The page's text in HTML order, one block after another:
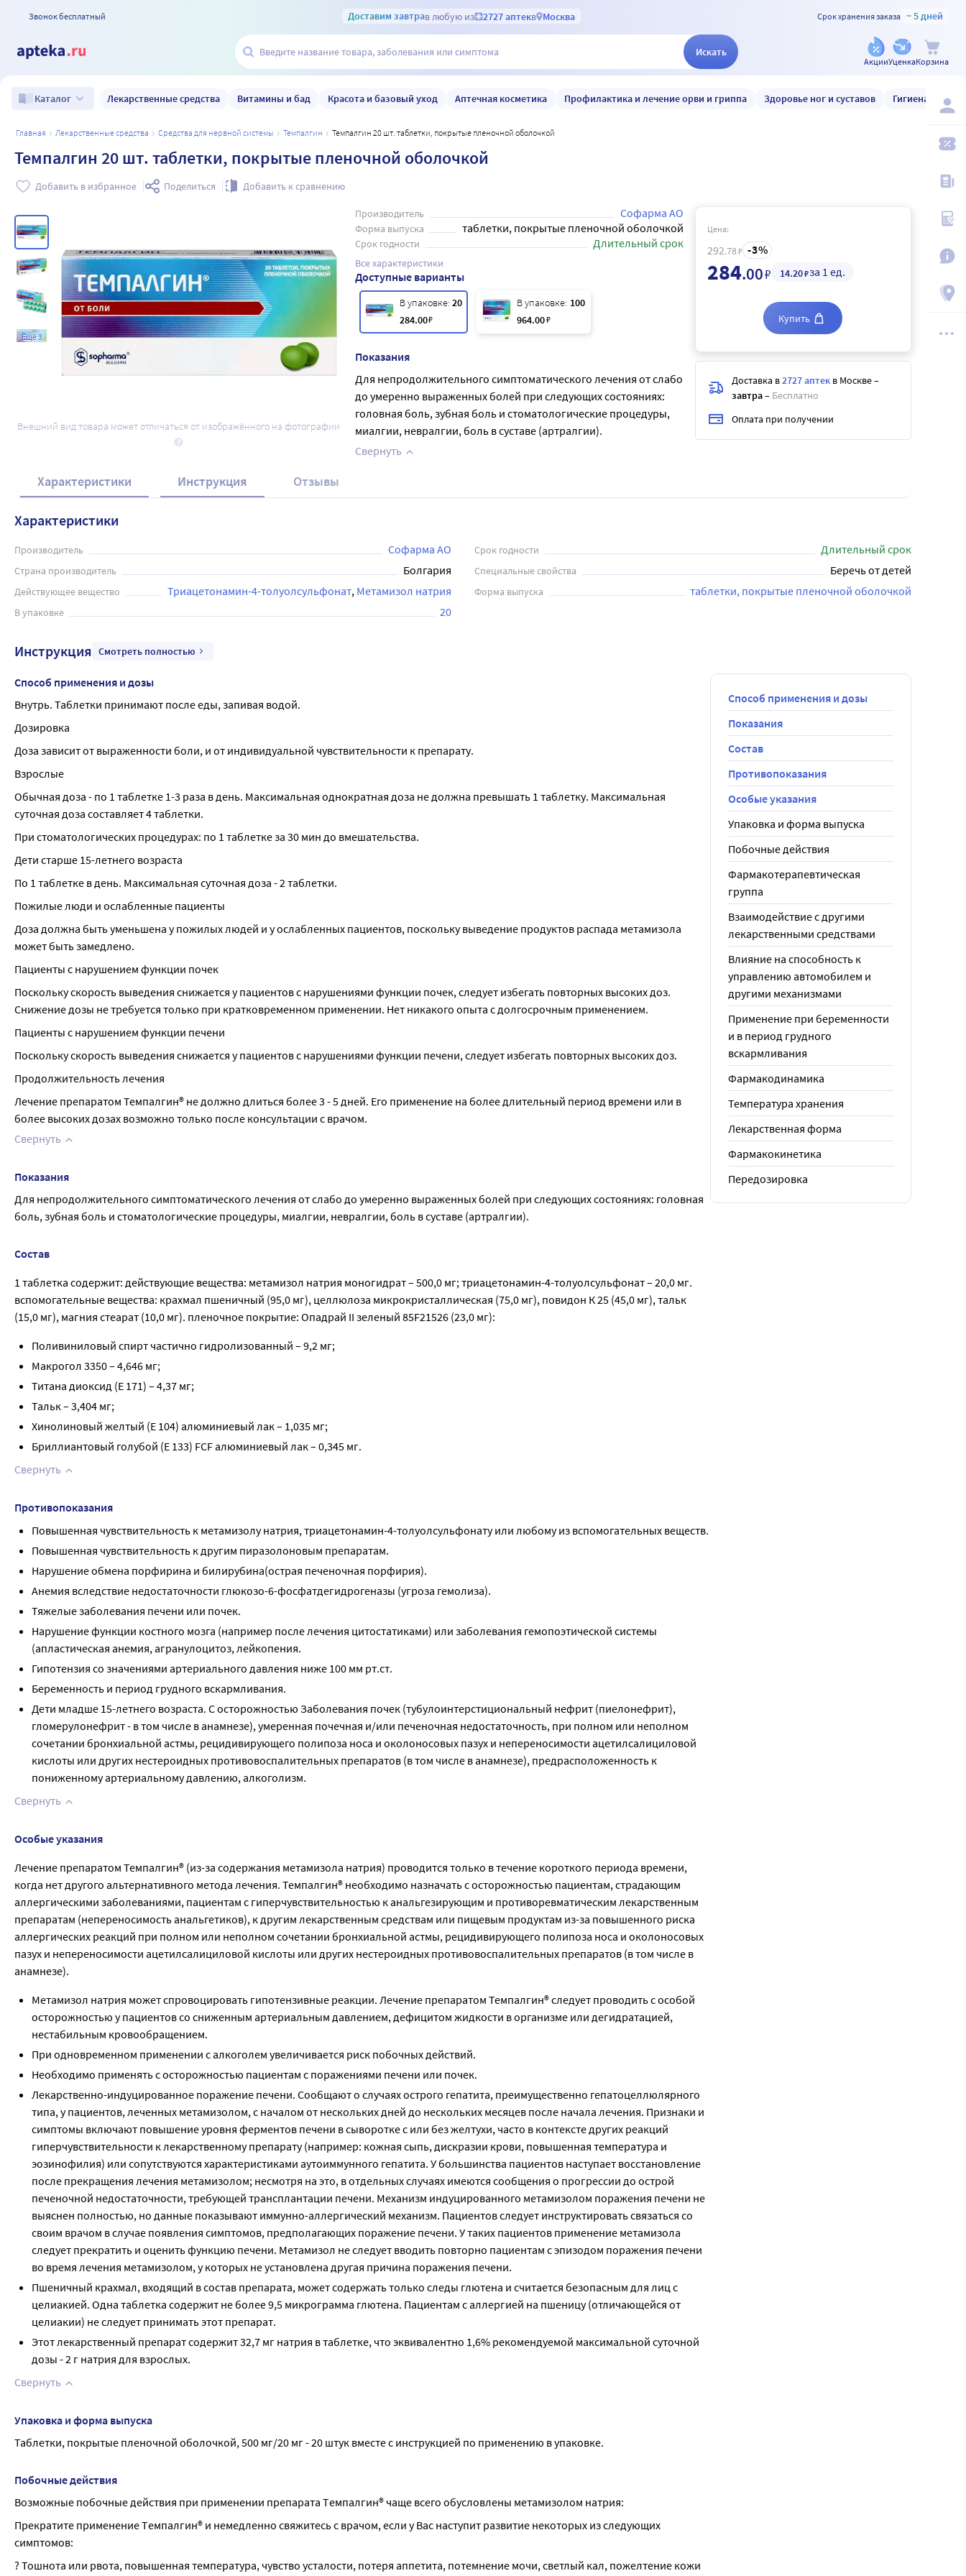
Звонок бесплатный Доставим завтрав любую из 2727 аптекв Москва Срок хранения заказа ~ 5 дней
Искать
АкцииУценкаКорзина
Каталог Лекарственные средства Витамины и бад Красота и базовый уход Аптечная косметика Профилактика и лечение орви и гриппа Здоровье ног и суставов Гигиена и уход
главная лекарственные средства средства для нервной системы темпалгин Темпалгин 20 шт. таблетки, покрытые пленочной оболочкой
Темпалгин 20 шт. таблетки, покрытые пленочной оболочкой
Добавить в избранное Поделиться Добавить к сравнению
Ещё 3
Внешний вид товара может отличаться от изображённого на фотографии
Производитель Софарма АО
Форма выпуска таблетки, покрытые пленочной оболочкой
Срок годности Длительный срок
Все характеристики
Доступные варианты
В упаковке: 20
284.00₽
В упаковке: 100
964.00₽
Показания
Для непродолжительного симптоматического лечения от слабо
до умеренно выраженных болей при следующих состояниях:
головная боль, зубная боль и стоматологические процедуры,
миалгии, невралгии, боль в суставе (артралгии).
Свернуть
Цена:
292.78₽ 3
284.00₽ 14.20₽за 1 ед.
Купить
Доставка в2727 аптек в Москве–
завтра– Бесплатно
Оплата при получении
Характеристики Инструкция Отзывы
Характеристики
Производитель Софарма АО Срок годности Длительный срок
Страна производитель Болгария Специальные свойства Беречь от детей
Действующее вещество Триацетонамин-4-толуолсульфонат Метамизол натрия Форма выпуска таблетки, покрытые пленочной оболочкой
В упаковке 20
Инструкция Смотреть полностью
Способ применения и дозы
Внутрь. Таблетки принимают после еды, запивая водой.
Дозировка
Доза зависит от выраженности боли, и от индивидуальной чувствительности к препарату.
Взрослые
Обычная доза - по 1 таблетке 1-3 раза в день. Максимальная однократная доза не должна превышать 1 таблетку. Максимальная
суточная доза составляет 4 таблетки.
При стоматологических процедурах: по 1 таблетке за 30 мин до вмешательства.
Дети старше 15-летнего возраста
По 1 таблетке в день. Максимальная суточная доза - 2 таблетки.
Пожилые люди и ослабленные пациенты
Доза должна быть уменьшена у пожилых людей и у ослабленных пациентов, поскольку выведение продуктов распада метамизола
может быть замедлено.
Пациенты с нарушениeм функции почек
Поскольку скорость выведения снижается у пациентов с нарушениями функции почек, следует избегать повторных высоких доз.
Снижение дозы не требуется только при кратковременном применении. Нет никакого опыта с долгосрочным применением.
Пациенты с нарушением функции печени
Поскольку скорость выведения снижается у пациентов с нарушениями функции печени, следует избегать повторных высоких доз.
Продолжительность лечения
Лечение препаратом Темпалгин® не должно длиться более 3 - 5 дней. Его применение на более длительный период времени или в
более высоких дозах возможно только после консультации с врачом.
Свернуть
Показания
Для непродолжительного симптоматического лечения от слабо до умеренно выраженных болей при следующих состояниях: головная
боль, зубная боль и стоматологические процедуры, миалгии, невралгии, боль в суставе (артралгии).
Состав
1 таблетка содержит: действующие вещества: метамизол натрия моногидрат – 500,0 мг; триацетонамин-4-толуолсульфонат – 20,0 мг.
вспомогательные вещества: крахмал пшеничный (95,0 мг), целлюлоза микрокристаллическая (75,0 мг), повидон К 25 (45,0 мг), тальк
(15,0 мг), магния стеарат (10,0 мг). пленочное покрытие: Опадрай II зеленый 85F21526 (23,0 мг):
Поливиниловый спирт частично гидролизованный – 9,2 мг;
Макрогол 3350 – 4,646 мг;
Титана диоксид (Е 171) – 4,37 мг;
Тальк – 3,404 мг;
Хинолиновый желтый (Е 104) алюминиевый лак – 1,035 мг;
Бриллиантовый голубой (Е 133) FCF алюминиевый лак – 0,345 мг.
Свернуть
Противопоказания
Повышенная чувствительность к метамизолу натрия, триацетонамин-4-толуолсульфонату или любому из вспомогательных веществ.
Повышенная чувствительность к другим пиразолоновым препаратам.
Нарушение обмена порфирина и билирубина(острая печеночная порфирия).
Анемия вследствие недостаточности глюкозо-6-фосфатдегидрогеназы (угроза гемолиза).
Тяжелые заболевания печени или почек.
Нарушение функции костного мозга (например после лечения цитостатиками) или заболевания гемопоэтической системы
(апластическая анемия, агранулоцитоз, лейкопения.
Гипотензия со значениями артериального давления ниже 100 мм рт.ст.
Беременность и период грудного вскармливания.
Дети младше 15-летнего возраста. С осторожностью Заболевания почек (тубулоинтерстициональный нефрит (пиелонефрит),
гломерулонефрит - в том числе в анамнезе), умеренная почечная и/или печеночная недостаточность, при полном или неполном
сочетании бронхиальной астмы, рецидивирующего полипоза носа и околоносовых пазух и непереносимости ацетилсалициловой
кислоты или других нестероидных противовоспалительных препаратов (в том числе в анамнезе), предрасположенность к
пониженному артериальному давлению, алкоголизм.
Свернуть
Особые указания
Лечение препаратом Темпалгин® (из-за содержания метамизола натрия) проводится только в течение короткого периода времени,
когда нет другого альтернативного метода лечения. Темпалгин® необходимо назначать с осторожностью пациентам, страдающим
аллергическими заболеваниями, пациентам с гиперчувствительностью к анальгезирующим и противоревматическим лекарственным
препаратам (непереносимость анальгетиков), к другим лекарственным средствам или пищевым продуктам из-за повышенного риска
аллергических реакций при полном или неполном сочетании бронхиальной астмы, рецидивирующего полипоза носа и околоносовых
пазух и непереносимости ацетилсалициловой кислоты или других нестероидных противовоспалительных препаратов (в том числе в
анамнезе).
Метамизол натрия может спровоцировать гипотензивные реакции. Лечение препаратом Темпалгин® следует проводить с особой
осторожностью у пациентов со сниженным артериальным давлением, дефицитом жидкости в организме или дегидратацией,
нестабильным кровообращением.
При одновременном применении с алкоголем увеличивается риск побочных действий.
Необходимо применять с осторожностью пациентам с поражениями печени или почек.
Лекарственно-индуцированное поражение печени. Сообщают о случаях острого гепатита, преимущественно гепатоцеллюлярного
типа, у пациентов, леченных метамизолом, с началом от нескольких дней до нескольких месяцев после начала лечения. Признаки и
симптомы включают повышение уровня ферментов печени в сыворотке с или без желтухи, часто в контексте других реакций
гиперчувствительности к лекарственному препарату (например: кожная сыпь, дискразии крови, повышенная температура и
эозинофилия) или сопутствуются характеристиками аутоиммунного гепатита. У большинства пациентов наступает восстановление
после прекращения лечения метамизолом; несмотря на это, в отдельных случаях имеются сообщения о прогрессии до острой
печеночной недостаточности, требующей трансплантации печени. Механизм индуцированного метамизолом поражения печени не
выяснен полностью, но данные показывают иммунно-аллергический механизм. Пациентов следует инструктировать связаться со
своим врачом в случае появления симптомов, предполагающих поражение печени. У таких пациентов применение метамизола
следует прекратить и оценить функцию печени. Метамизол не следует вводить повторно пациентам с эпизодом поражения печени
во время лечения метамизолом, у которых не установлена другая причина поражения печени.
Пшеничный крахмал, входящий в состав препарата, может содержать только следы глютена и считается безопасным для лиц с
целиакией. Одна таблетка содержит не более 9,5 микрограмма глютена. Пациентам с аллергией на пшеницу (отличающейся от
целиакии) не следует принимать этот препарат.
Этот лекарственный препарат содержит 32,7 мг натрия в таблетке, что эквивалентно 1,6% рекомендуемой максимальной суточной
дозы - 2 г натрия для взрослых.
Свернуть
Упаковка и форма выпуска
Таблетки, покрытые пленочной оболочкой, 500 мг/20 мг - 20 штук вместе с инструкцией по применению в упаковке.
Побочные действия
Возможные побочные действия при применении препарата Tемпалгин® чаще всего обусловлены метамизолом натрия:
Прекратите применение Tемпалгин® и немедленно свяжитесь с врачом, если у Вас наступит развитие некоторых из следующих
симптомов:
? Тошнота или рвота, повышенная температура, чувство усталости, потеря аппетита, потемнение мочи, светлый кал, пожелтение кожи
Способ применения и дозы
Показания
Состав
Противопоказания
Особые указания
Упаковка и форма выпуска
Побочные действия
Фармакотерапевтическая
группа
Взаимодействие с другими
лекарственными средствами
Влияние на способность к
управлению автомобилем и
другими механизмами
Применение при беременности
и в период грудного
вскармливания
Фармакодинамика
Температура хранения
Лекарственная форма
Фармакокинетика
Передозировка